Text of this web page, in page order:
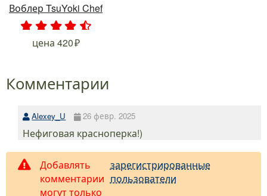
Воблер TsuYoki Chef
. .
цена 420
Комментарии
Alexey_U 26 февр. 2025
Нефиговая красноперка!)
Добавлять
комментарии
могут только
зарегистрированные
пользователи